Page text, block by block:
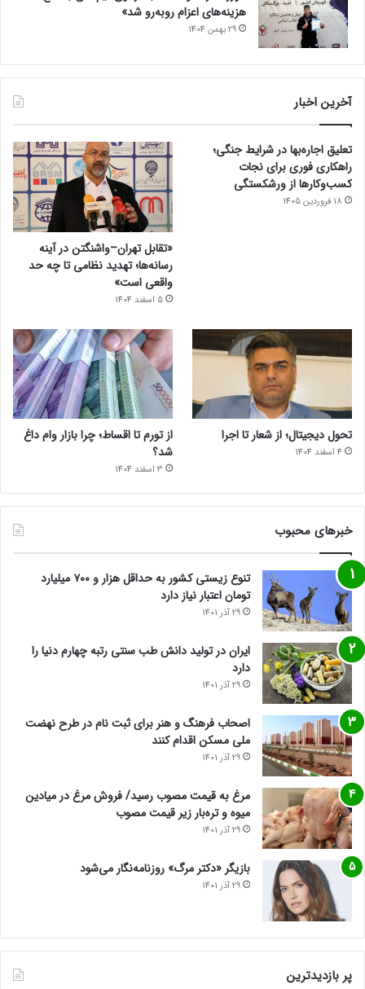
هزینه‌های اعزام روبه‌رو شد»
29 بهمن 1404
آخرین اخبار
تعلیق اجاره‌بها در شرایط جنگی؛
راهکاری فوری برای نجات
کسب‌وکارها از ورشکستگی
18 فروردین 1405
«تقابل تهران–واشنگتن در آینه
رسانه‌ها؛ تهدید نظامی تا چه حد
واقعی است»
5 اسفند 1404
تحول دیجیتال؛ از شعار تا اجرا
4 اسفند 1404
از تورم تا اقساط؛ چرا بازار وام داغ
شد؟
3 اسفند 1404
خبرهای محبوب
تنوع زیستی کشور به حداقل هزار و ۷۰۰ میلیارد
تومان اعتبار نیاز دارد
29 آذر 1401
ایران در تولید دانش طب سنتی رتبه چهارم دنیا را
دارد
29 آذر 1401
اصحاب فرهنگ و هنر برای ثبت نام در طرح نهضت
ملی مسکن اقدام کنند
29 آذر 1401
مرغ به قیمت مصوب رسید/ فروش مرغ در میادین
میوه و تره‌بار زیر قیمت مصوب
29 آذر 1401
بازیگر «دکتر مرگ» روزنامه‌نگار می‌شود
29 آذر 1401
پر بازدیدترین